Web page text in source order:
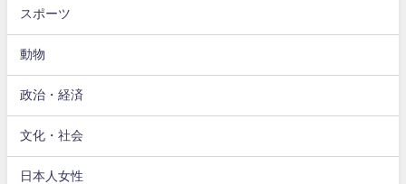
スポーツ
動物
政治・経済
文化・社会
日本人女性